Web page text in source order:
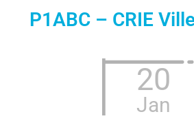
P1ABC – CRIE
20
Jan